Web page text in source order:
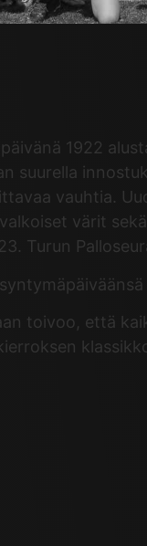
1922
suurella
vauhtia.
värit sekä
Turun
toivoo, että